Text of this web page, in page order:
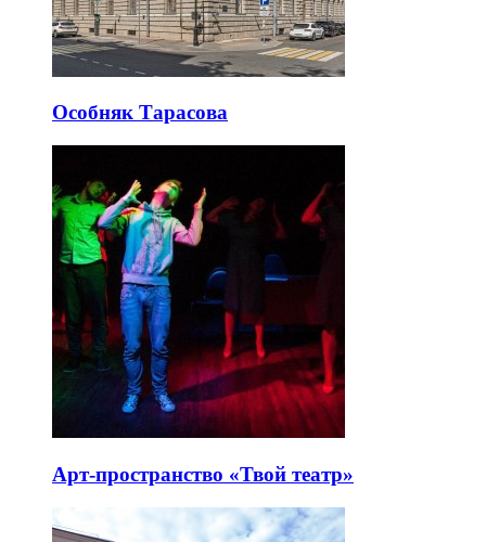
Особняк Тарасова
Арт-пространство «Твой театр»